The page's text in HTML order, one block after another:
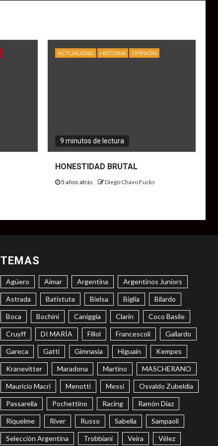
ACTUALIDAD HISTORIA OPINIÓN
9 minutos de lectura
HONESTIDAD BRUTAL
5 años atrás Diego Chavo Fucks
TEMAS
Agüero Aimar Argentina Argentinos Juniors
Astrada Batistuta Bielsa Biglia Bilardo
Boca Bochini Caniggia Clarín Coco Basile
Cruyff DI MARÍA Fillol Francescoli Gallardo
Gareca Gatti Gimnasia Higuaín Kempes
Kranevitter Maradona Martino MASCHERANO
Mauricio Macri Menotti Messi Osvaldo Zubeldía
Passarella Pochettino Racing Ramón Díaz
Riquelme River Russo Sabella Sampaoli
Selección Argentina Trobbiani Veira Vélez